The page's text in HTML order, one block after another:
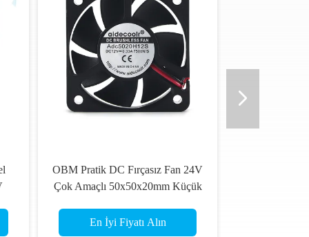
OBM Pratik DC Fırçasız Fan 24V
Çok Amaçlı 50x50x20mm Küçük
En İyi Fiyatı Alın